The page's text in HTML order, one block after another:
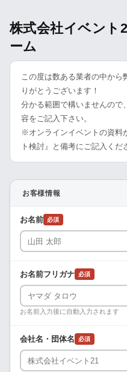
株式会社イベント
ーム
この度は数ある業者の中から
りがとうございます！
分かる範囲で構いませんので
容をご記入下さい。
※オンラインイベントの資料
ト検討』と備考にご記入くだ
お客様情報
お名前 必須
お名前フリガナ 必須
お名前入力後に自動入力されます
会社名・団体名 必須